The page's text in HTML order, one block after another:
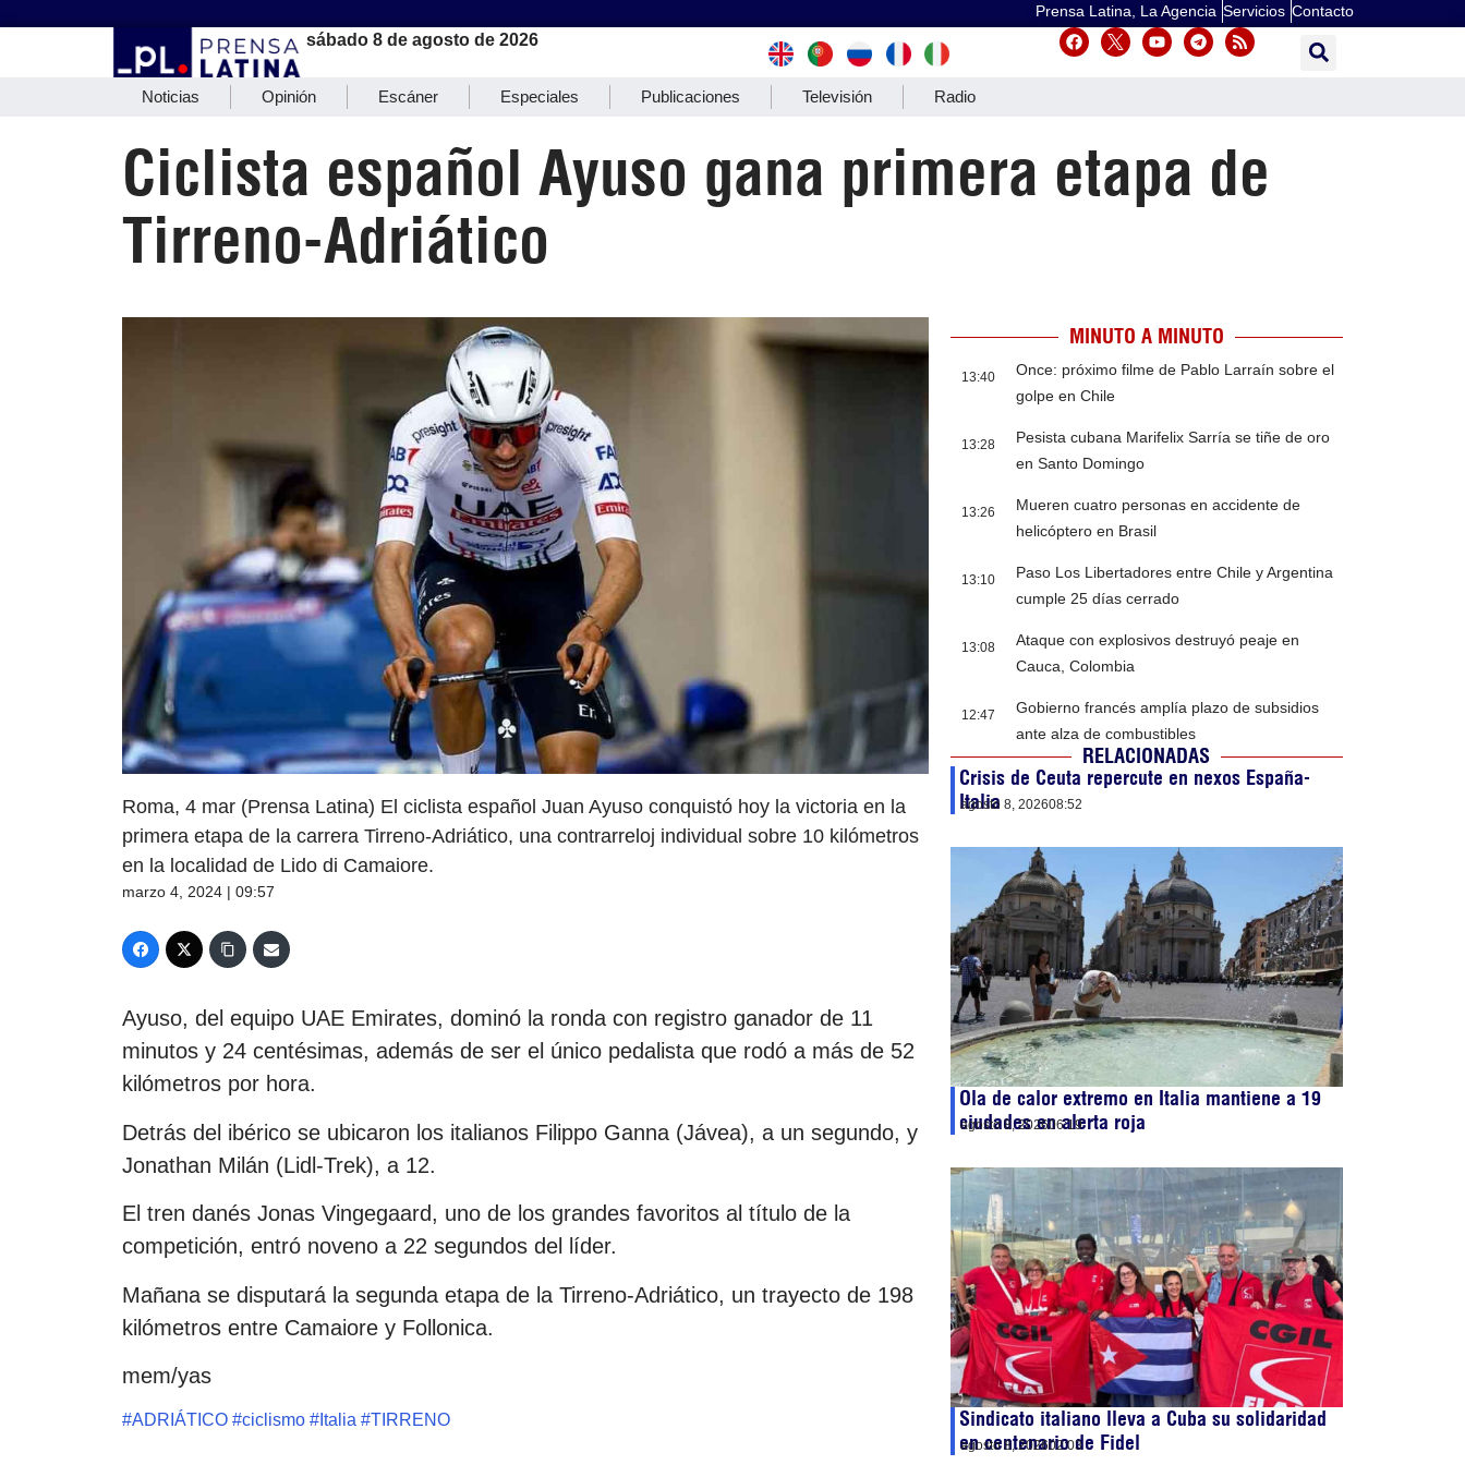
Prensa Latina, La Agencia Servicios Contacto
sábado 8 de agosto de 2026
Noticias Opinión Escáner Especiales Publicaciones Televisión Radio
Ciclista español Ayuso gana primera etapa de
Tirreno-Adriático
Roma, 4 mar (Prensa Latina) El ciclista español Juan Ayuso conquistó hoy la victoria en la
primera etapa de la carrera Tirreno-Adriático, una contrarreloj individual sobre 10 kilómetros
en la localidad de Lido di Camaiore.
marzo 4, 2024 | 09:57
Ayuso, del equipo UAE Emirates, dominó la ronda con registro ganador de 11
minutos y 24 centésimas, además de ser el único pedalista que rodó a más de 52
kilómetros por hora.
Detrás del ibérico se ubicaron los italianos Filippo Ganna (Jávea), a un segundo, y
Jonathan Milán (Lidl-Trek), a 12.
El tren danés Jonas Vingegaard, uno de los grandes favoritos al título de la
competición, entró noveno a 22 segundos del líder.
Mañana se disputará la segunda etapa de la Tirreno-Adriático, un trayecto de 198
kilómetros entre Camaiore y Follonica.
mem/yas
#ADRIÁTICO #ciclismo # Italia #TIRRENO
MINUTO A MINUTO
13:40
Once: próximo filme de Pablo Larraín sobre el
golpe en Chile
13:28
Pesista cubana Marifelix Sarría se tiñe de oro
en Santo Domingo
13:26
Mueren cuatro personas en accidente de
helicóptero en Brasil
13:10
Paso Los Libertadores entre Chile y Argentina
cumple 25 días cerrado
13:08
Ataque con explosivos destruyó peaje en
Cauca, Colombia
12:47
Gobierno francés amplía plazo de subsidios
ante alza de combustibles
RELACIONADAS
Crisis de Ceuta repercute en nexos España-
Italia
agosto 8, 202608:52
Ola de calor extremo en Italia mantiene a 19
ciudades en alerta roja
agosto 8, 202606:19
Sindicato italiano lleva a Cuba su solidaridad
en centenario de Fidel
agosto 8, 202602:03